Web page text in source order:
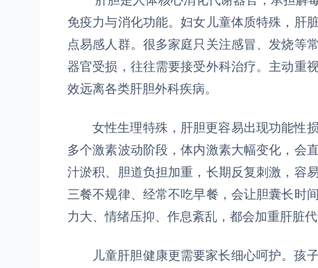
免疫力与消化功能。妇女儿童体质特殊，肝
点易感人群。很多家庭只关注感冒、发烧等
器官受损，往往需要接受外科治疗。主动重
效远离各类肝胆外科疾病。
女性生理特殊，肝胆更容易出现功能性损
多个激素波动阶段，体内激素大幅变化，会
汁淤积、胆道负担加重，长期反复刺激，容
三餐不规律、经常不吃早餐，会让胆囊长时
力大、情绪压抑、作息紊乱，都会加重肝脏
儿童肝胆健康更需要家长细心呵护。孩子